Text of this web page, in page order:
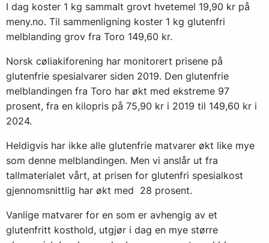
I dag koster 1 kg sammalt grovt hvetemel 19,90 kr på
meny.no. Til sammenligning koster 1 kg glutenfri
melblanding grov fra Toro 149,60 kr.
Norsk cøliakiforening har monitorert prisene på
glutenfrie spesialvarer siden 2019. Den glutenfrie
melblandingen fra Toro har økt med ekstreme 97
prosent, fra en kilopris på 75,90 kr i 2019 til 149,60 kr i
2024.
Heldigvis har ikke alle glutenfrie matvarer økt like mye
som denne melblandingen. Men vi anslår ut fra
tallmaterialet vårt, at prisen for glutenfri spesialkost
gjennomsnittlig har økt med 28 prosent.
Vanlige matvarer for en som er avhengig av et
glutenfritt kosthold, utgjør i dag en mye større